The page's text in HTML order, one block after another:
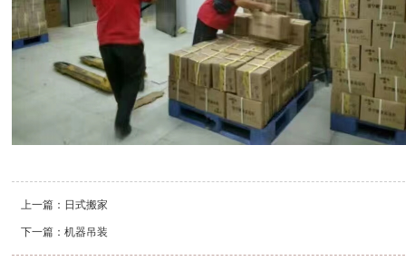
上一篇： 日式搬家
下一篇：机器吊装